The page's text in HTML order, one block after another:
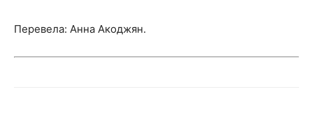
Перевела: Анна Акоджян.